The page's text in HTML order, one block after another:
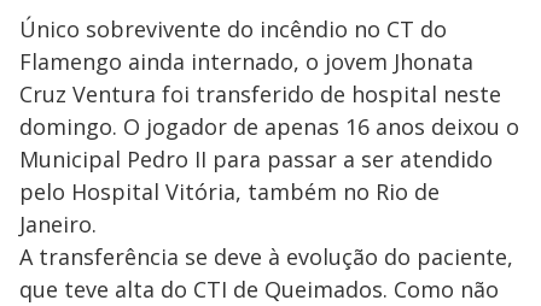
Único sobrevivente do incêndio no CT do
Flamengo ainda internado, o jovem Jhonata
Cruz Ventura foi transferido de hospital neste
domingo. O jogador de apenas 16 anos deixou o
Municipal Pedro II para passar a ser atendido
pelo Hospital Vitória, também no Rio de
Janeiro.
A transferência se deve à evolução do paciente,
que teve alta do CTI de Queimados. Como não